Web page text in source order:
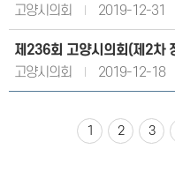
고양시의회
2019-12-31
제236회 고양시의회(제2차
고양시의회
2019-12-18
1 2 3